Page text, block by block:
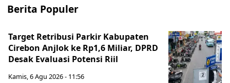
Berita Populer
Target Retribusi Parkir Kabupaten
Cirebon Anjlok ke Rp1,6 Miliar, DPRD
Desak Evaluasi Potensi Riil
Kamis, 6 Agu 2026 - 11:56